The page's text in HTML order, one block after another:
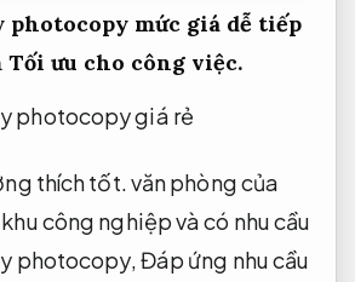
photocopy mức giá dễ tiếp
Tối ưu cho công việc.
thích tốt.văn phòng của
công nghiệp và có nhu cầu
photocopy,Đáp ứng nhu cầu